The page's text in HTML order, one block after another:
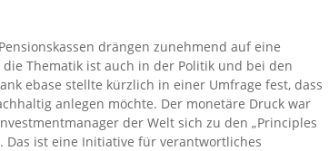
drängen zunehmend auf eine
Thematik ist auch in der Politik und bei den
ebase stellte kürzlich in einer Umfrage fest, dass
anlegen möchte. Der monetäre Druck war
der Welt sich zu den „Principles
Das ist eine Initiative für verantwortliches